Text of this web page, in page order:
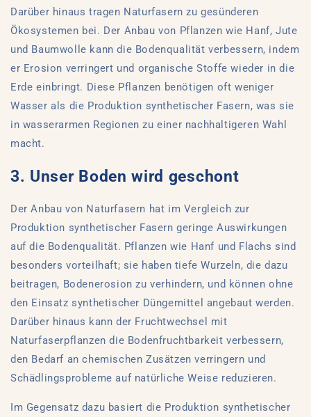
Darüber hinaus tragen Naturfasern zu gesünderen
Ökosystemen bei. Der Anbau von Pflanzen wie Hanf, Jute
und Baumwolle kann die Bodenqualität verbessern, indem
er Erosion verringert und organische Stoffe wieder in die
Erde einbringt. Diese Pflanzen benötigen oft weniger
Wasser als die Produktion synthetischer Fasern, was sie
in wasserarmen Regionen zu einer nachhaltigeren Wahl
macht.
3. Unser Boden wird geschont
Der Anbau von Naturfasern hat im Vergleich zur
Produktion synthetischer Fasern geringe Auswirkungen
auf die Bodenqualität. Pflanzen wie Hanf und Flachs sind
besonders vorteilhaft; sie haben tiefe Wurzeln, die dazu
beitragen, Bodenerosion zu verhindern, und können ohne
den Einsatz synthetischer Düngemittel angebaut werden.
Darüber hinaus kann der Fruchtwechsel mit
Naturfaserpflanzen die Bodenfruchtbarkeit verbessern,
den Bedarf an chemischen Zusätzen verringern und
Schädlingsprobleme auf natürliche Weise reduzieren.
Im Gegensatz dazu basiert die Produktion synthetischer